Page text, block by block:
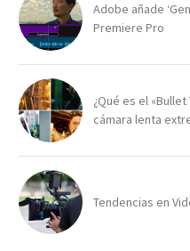
Adobe añade
Premiere Pro
¿Qué es el
cámara lenta
Tendencias en